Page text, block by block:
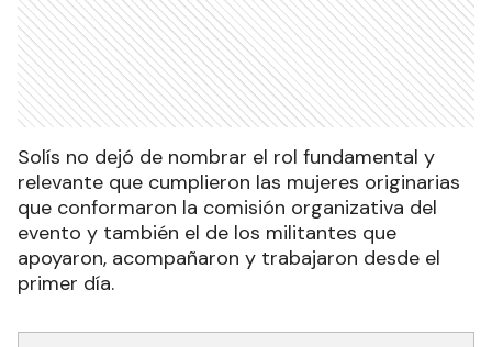
Solís no dejó de nombrar el rol fundamental y
relevante que cumplieron las mujeres originarias
que conformaron la comisión organizativa del
evento y también el de los militantes que
apoyaron, acompañaron y trabajaron desde el
primer día.